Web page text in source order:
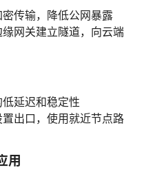
传输，降低公网暴露
网关建立隧道，向云端
延迟和稳定性
出口，使用就近节点路
用